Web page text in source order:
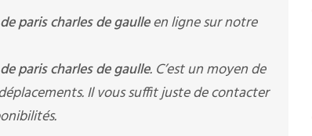
paris charles de gaulleen ligne sur notre
paris charles de gaulle. C’est un moyen de
Il vous suffit juste de contacter